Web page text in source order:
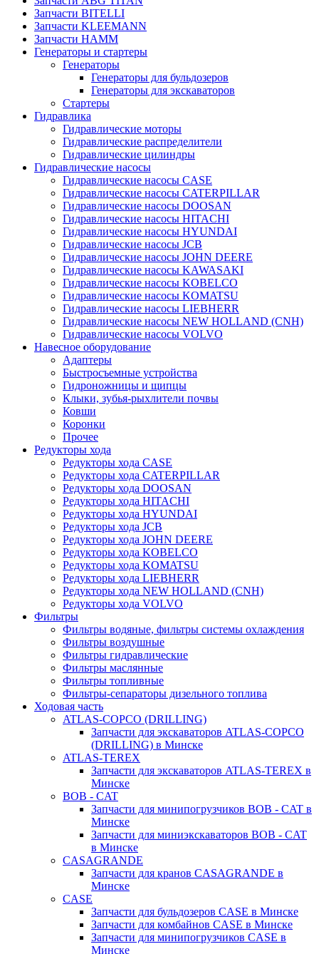
Запчасти BITELLI
Запчасти KLEEMANN
Запчасти HAMM
Генераторы и стартеры
Генераторы
Генераторы для бульдозеров
Генераторы для экскаваторов
Стартеры
Гидравлика
Гидравлические моторы
Гидравлические распределители
Гидравлические цилиндры
Гидравлические насосы
Гидравлические насосы CASE
Гидравлические насосы CATERPILLAR
Гидравлические насосы DOOSAN
Гидравлические насосы HITACHI
Гидравлические насосы HYUNDAI
Гидравлические насосы JCB
Гидравлические насосы JOHN DEERE
Гидравлические насосы KAWASAKI
Гидравлические насосы KOBELCO
Гидравлические насосы KOMATSU
Гидравлические насосы LIEBHERR
Гидравлические насосы NEW HOLLAND (CNH)
Гидравлические насосы VOLVO
Навесное оборудование
Адаптеры
Быстросъемные устройства
Гидроножницы и щипцы
Клыки, зубья-рыхлители почвы
Ковши
Коронки
Прочее
Редукторы хода
Редукторы хода CASE
Редукторы хода CATERPILLAR
Редукторы хода DOOSAN
Редукторы хода HITACHI
Редукторы хода HYUNDAI
Редукторы хода JCB
Редукторы хода JOHN DEERE
Редукторы хода KOBELCO
Редукторы хода KOMATSU
Редукторы хода LIEBHERR
Редукторы хода NEW HOLLAND (CNH)
Редукторы хода VOLVO
Фильтры
Фильтры водяные, фильтры системы охлаждения
Фильтры воздушные
Фильтры гидравлические
Фильтры маслянные
Фильтры топливные
Фильтры-сепараторы дизельного топлива
Ходовая часть
ATLAS-COPCO (DRILLING)
Запчасти для экскаваторов ATLAS-COPCO
(DRILLING) в Минске
ATLAS-TEREX
Запчасти для экскаваторов ATLAS-TEREX в
Минске
BOB - CAT
Запчасти для минипогрузчиков BOB - CAT в
Минске
Запчасти для миниэкскаваторов BOB - CAT
в Минске
CASAGRANDE
Запчасти для кранов CASAGRANDE в
Минске
CASE
Запчасти для бульдозеров CASE в Минске
Запчасти для комбайнов CASE в Минске
Запчасти для минипогрузчиков CASE в
Минске